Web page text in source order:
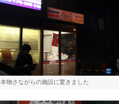
本物さながらの施設に驚きました